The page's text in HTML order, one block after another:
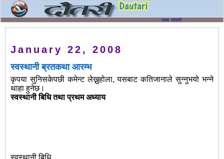
January 22, 2008
स्वस्थानी ब्रतकथा आरम्भ
कृपया सुनिसकेपछी कमेन्ट लेख्नुहोला, यसबाट कतिजानाले सुन्नुभयो भन्ने
थाहा हुनेछ।
स्वस्थानी बिधि तथा प्रथम अध्याय